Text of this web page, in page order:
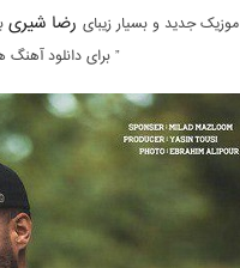
موزیک جدید و بسیار زیبای رضا شیری
” برای دانلود